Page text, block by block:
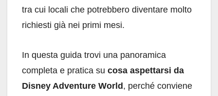
tra cui locali che potrebbero diventare molto
richiesti già nei primi mesi.
In questa guida trovi una panoramica
completa e pratica su cosa aspettarsi da
Disney Adventure World , perché conviene